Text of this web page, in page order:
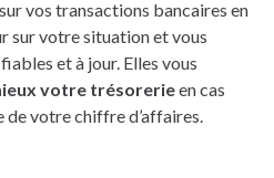
sur vos transactions bancaires en
sur votre situation et vous
et à jour. Elles vous
votre trésorerieen cas
de votre chiffre d’affaires.